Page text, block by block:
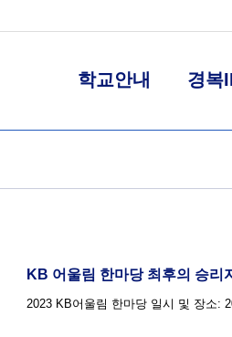
학교안내 경복
KB 어울림 한마당 최후의 승리
2023 KB어울림 한마당 일시 및 장소: